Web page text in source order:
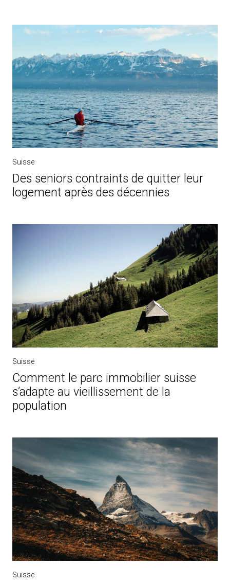
Suisse
Des seniors contraints de quitter leur
logement après des décennies
Suisse
Comment le parc immobilier suisse
s’adapte au vieillissement de la
population
Suisse